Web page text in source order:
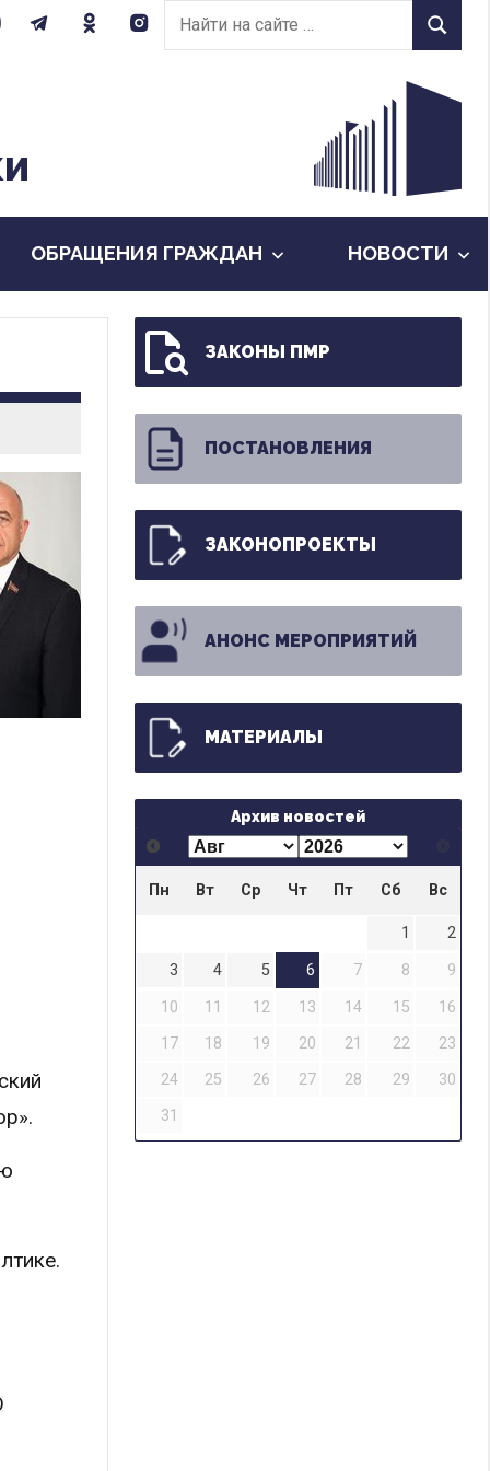
Найти
на
Найти
ОБРАЩЕНИЯ ГРАЖДАН НОВОСТИ
ЗАКОНЫ ПМР
ПОСТАНОВЛЕНИЯ
ЗАКОНОПРОЕКТЫ
АНОНС МЕРОПРИЯТИЙ
МАТЕРИАЛЫ
Архив новостей
Пн Вт Ср Чт Пт Сб Вс
1
2
3
4 5 6 7 8
9
10
11 12 13 14 15
16
17
18 19 20 21 22
23
24
25 26 27 28 29
30
31